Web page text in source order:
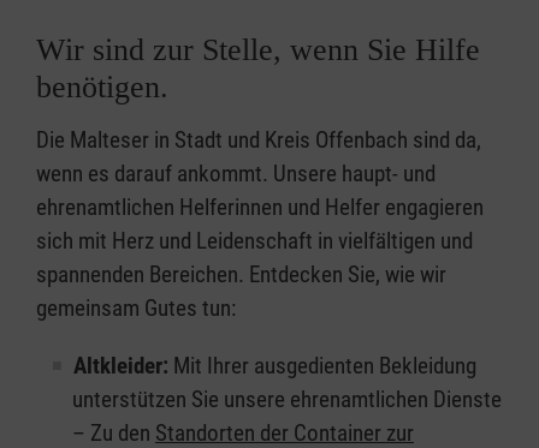
Wir sind zur Stelle, wenn Sie Hilfe
benötigen.
Die Malteser in Stadt und Kreis Offenbach sind da,
wenn es darauf ankommt. Unsere haupt- und
ehrenamtlichen Helferinnen und Helfer engagieren
sich mit Herz und Leidenschaft in vielfältigen und
spannenden Bereichen. Entdecken Sie, wie wir
gemeinsam Gutes tun:
Altkleider: Mit Ihrer ausgedienten Bekleidung
unterstützen Sie unsere ehrenamtlichen Dienste
– Zu den Standorten der Container zur